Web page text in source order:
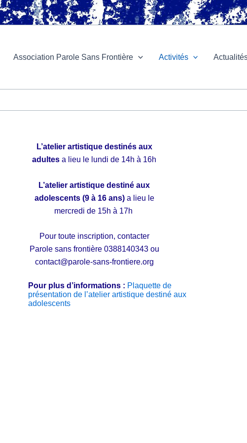
Association Parole Sans Frontière Activités
L’atelier artistique destinés aux
adultes a lieu le lundi de 14h à 16h
L’atelier artistique destiné aux
adolescents (9 à 16 ans)a lieu le
mercredi de 15h à 17h
Pour toute inscription, contacter
Parole sans frontière 0388140343 ou
contact@parole-sans-frontiere.org
Pour plus d’informations : Plaquette de
présentation de l’atelier artistique destiné aux
adolescents